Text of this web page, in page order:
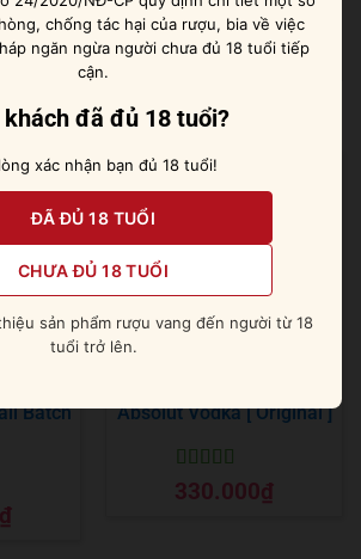
Batch
₫
Absolut Vodka [ Original ]
Được xếp
hạng55 sao
330.000₫
chống tác hại của rượu, bia về việc
ngăn ngừa người chưa đủ 18 tuổi tiếp
cận.
khách đã đủ 18 tuổi?
xác nhận bạn đủ 18 tuổi!
ĐÃ ĐỦ 18 TUỔI
CHƯA ĐỦ 18 TUỔI
sản phẩm rượu vang đến người từ 18
tuổi trở lên.